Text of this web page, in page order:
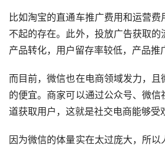
比如淘宝的直通车推广费用和运营费
不起的存在。此外，投放广告获取的
产品转化，用户留存率较低，产品推
而目前，微信也在电商领域发力，且
的便宜。商家可以通过公众号、微
道获取用户，这就是社交电商能够受
因为微信的体量实在太过庞大，所以